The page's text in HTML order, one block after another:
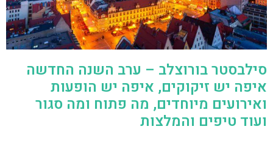
סילבסטר בורוצלב – ערב השנה החדשה
איפה יש זיקוקים, איפה יש הופעות
ואירועים מיוחדים, מה פתוח ומה סגור
ועוד טיפים והמלצות